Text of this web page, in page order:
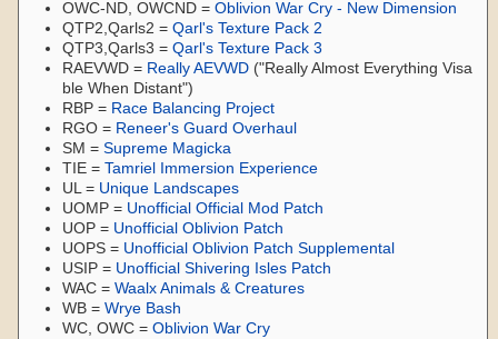
OWC-ND, OWCND =Oblivion War Cry - New Dimension
QTP2,Qarls2 =Qarl's Texture Pack 2
QTP3,Qarls3 =Qarl's Texture Pack 3
RAEVWD = Really AEVWD ("Really Almost Everything Visa
ble When Distant")
RBP = Race Balancing Project
RGO = Reneer's Guard Overhaul
SM =Supreme Magicka
TIE =Tamriel Immersion Experience
UL = Unique Landscapes
UOMP = Unofficial Official Mod Patch
UOP = Unofficial Oblivion Patch
UOPS = Unofficial Oblivion Patch Supplemental
USIP = Unofficial Shivering Isles Patch
WAC =Waalx Animals & Creatures
WB =Wrye Bash
WC, OWC =Oblivion War Cry